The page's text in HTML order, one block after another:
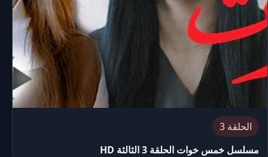
الحلقة 3
مسلسل خمس خوات الحلقة 3 الثالثة HD